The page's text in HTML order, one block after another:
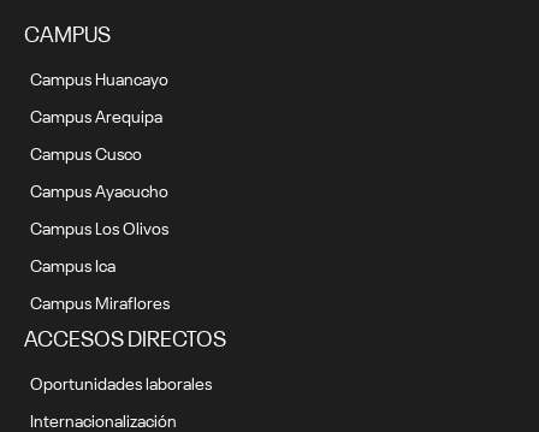
CAMPUS
Campus Huancayo
Campus Arequipa
Campus Cusco
Campus Ayacucho
Campus Los Olivos
Campus Ica
Campus Miraflores
ACCESOS DIRECTOS
Oportunidades laborales
Internacionalización